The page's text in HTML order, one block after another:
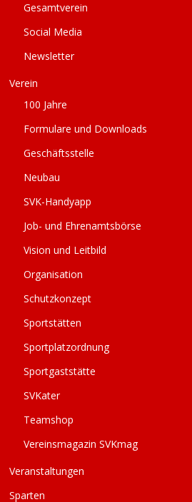
Gesamtverein
Social Media
Newsletter
Verein
100 Jahre
Formulare und Downloads
Geschäftsstelle
Neubau
SVK-Handyapp
Job- und Ehrenamtsbörse
Vision und Leitbild
Organisation
Schutzkonzept
Sportstätten
Sportplatzordnung
Sportgaststätte
SVKater
Teamshop
Vereinsmagazin SVKmag
Veranstaltungen
Sparten